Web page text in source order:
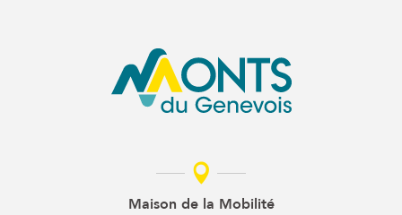
Maison de la Mobilité